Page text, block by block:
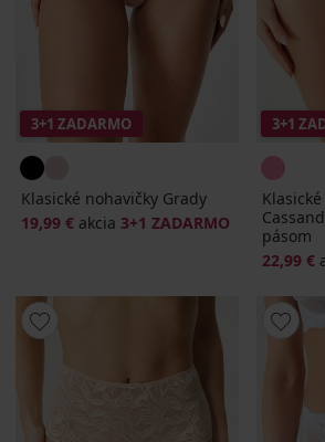
3+1 ZADARMO
Klasické nohavičky Grady
19,99 € akcia 3+1 ZADARMO
3+1
pásom
22,99 €